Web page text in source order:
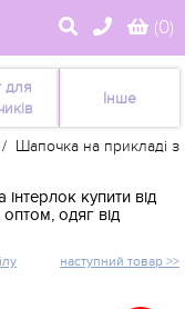
(0)
для
Інше
/ Шапочка на прикладі з
купити від
одяг від
наступний товар >>